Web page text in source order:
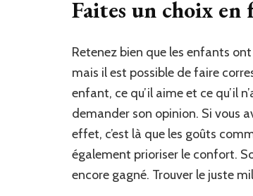
Faites un choix
Retenez bien que les enfants
mais il est possible de faire
enfant, ce qu’il aime et ce qu’il
demander son opinion. Si vous
effet, c’est là que les goûts
également prioriser le confort.
encore gagné. Trouver le juste